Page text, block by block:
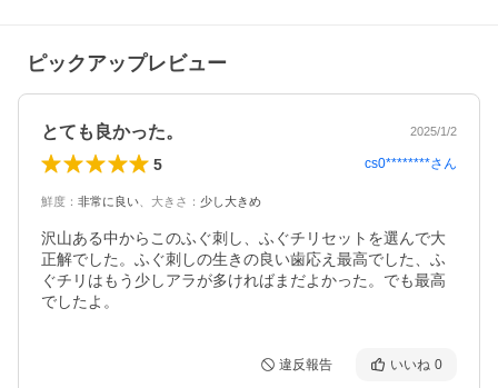
ピックアップレビュー
とても良かった。 2025/1/2
5 cs0********さん
鮮度 ： 非常に良い 大きさ ： 少し大きめ
沢山ある中からこのふぐ刺し、ふぐチリセットを選んで大
正解でした。ふぐ刺しの生きの良い歯応え最高でした、ふ
ぐチリはもう少しアラが多ければまだよかった。でも最高
でしたよ。
違反報告 いいね 0